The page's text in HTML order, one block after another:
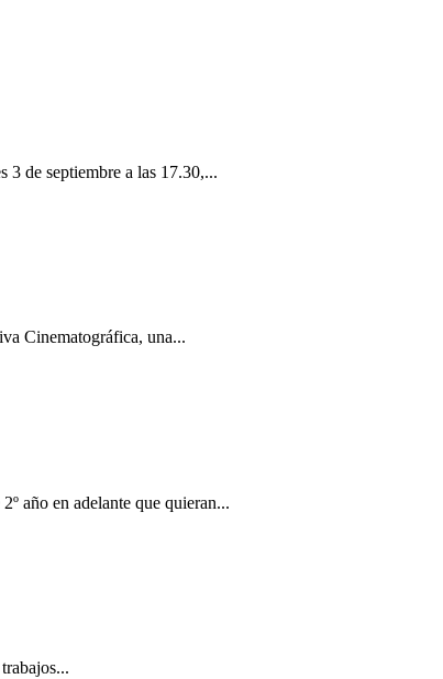
3 de septiembre a las 17.30,...
Cinematográfica, una...
año en adelante que quieran...